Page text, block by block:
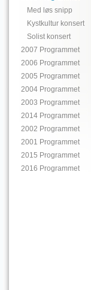
Med løs snipp
Kystkultur konsert
Solist konsert
2007 Programmet
2006 Programmet
2005 Programmet
2004 Programmet
2003 Programmet
2014 Programmet
2002 Programmet
2001 Programmet
2015 Programmet
2016 Programmet